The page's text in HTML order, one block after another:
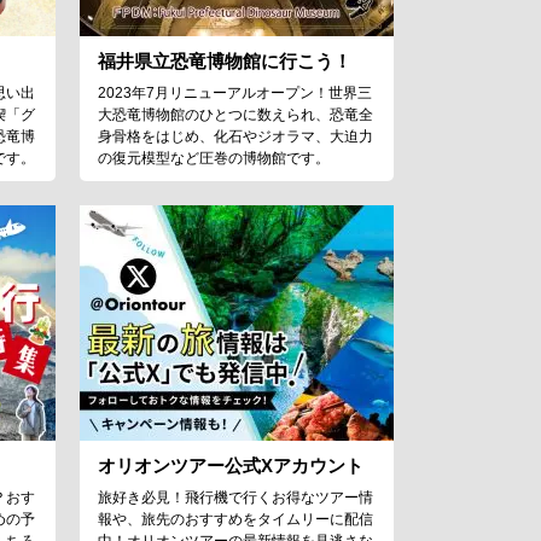
い出
「グ
竜博
。
福井県立恐竜博物館に行こう！
2023年7月リニューアルオープン！世界三
大恐竜博物館のひとつに数えられ、恐竜全
身骨格をはじめ、化石やジオラマ、大迫力
の復元模型など圧巻の博物館です。
おす
の予
オリオンツアー公式Xアカウント
旅好き必見！飛行機で行くお得なツアー情
報や、旅先のおすすめをタイムリーに配信